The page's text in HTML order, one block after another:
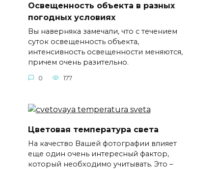
Освещенность объекта в разных
погодных условиях
Вы наверняка замечали, что с течением
суток освещенность объекта,
интенсивность освещенности меняются,
причем очень разительно.
0 177
Цветовая температура света
На качество Вашей фотографии влияет
еще один очень интересный фактор,
который необходимо учитывать. Это –